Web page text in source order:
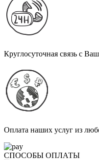
Круглосуточная связь с
Оплата наших услуг из
СПОСОБЫ ОПЛАТЫ